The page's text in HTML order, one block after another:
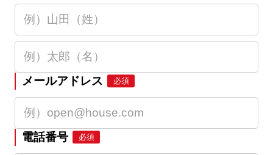
メールアドレス 必須
電話番号 必須